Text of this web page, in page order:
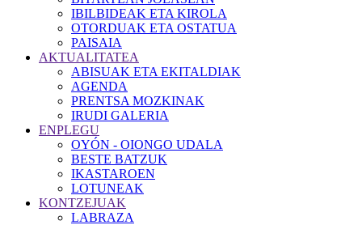
IBILBIDEAK ETA KIROLA
OTORDUAK ETA OSTATUA
PAISAIA
AKTUALITATEA
ABISUAK ETA EKITALDIAK
AGENDA
PRENTSA MOZKINAK
IRUDI GALERIA
ENPLEGU
OYÓN - OIONGO UDALA
BESTE BATZUK
IKASTAROEN
LOTUNEAK
KONTZEJUAK
LABRAZA